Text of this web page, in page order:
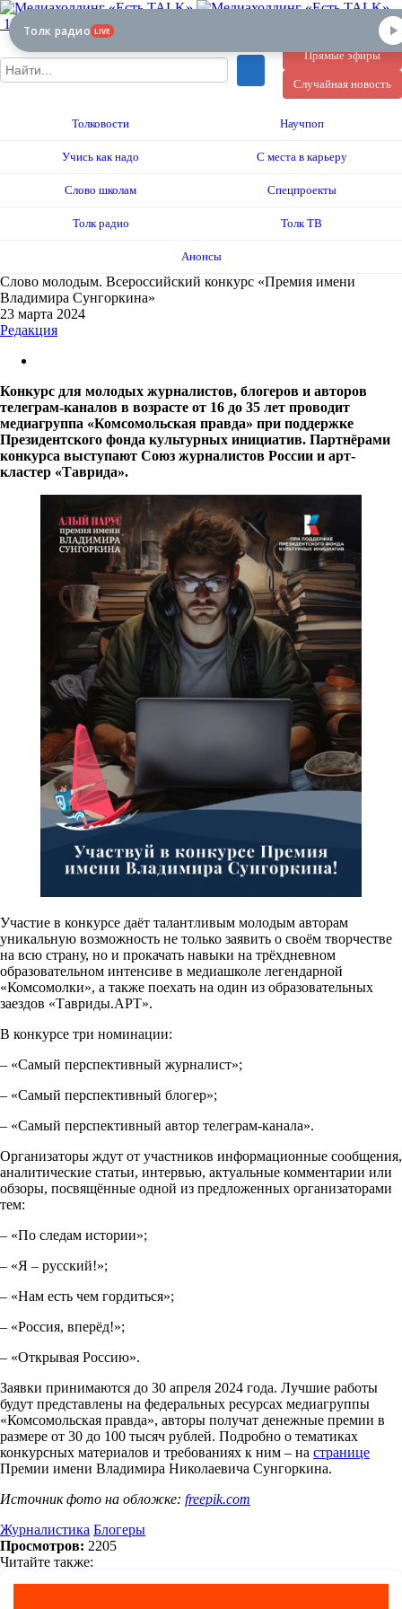
12+
Прямые эфиры
Случайная новость
Толковости Научпоп
Учись как надо С места в карьеру
Слово школам Спецпроекты
Толк радио Толк ТВ
Анонсы
Слово молодым. Всероссийский конкурс «Премия имени
Владимира Сунгоркина»
23 марта 2024
Редакция
Конкурс для молодых журналистов, блогеров и авторов
телеграм-каналов в возрасте от 16 до 35 лет проводит
медиагруппа «Комсомольская правда» при поддержке
Президентского фонда культурных инициатив. Партнёрами
конкурса выступают Союз журналистов России и арт-
кластер «Таврида».
Участие в конкурсе даёт талантливым молодым авторам
уникальную возможность не только заявить о своём творчестве
на всю страну, но и прокачать навыки на трёхдневном
образовательном интенсиве в медиашколе легендарной
«Комсомолки», а также поехать на один из образовательных
заездов «Тавриды.АРТ».
В конкурсе три номинации:
– «Самый перспективный журналист»;
– «Самый перспективный блогер»;
– «Самый перспективный автор телеграм-канала».
Организаторы ждут от участников информационные сообщения,
аналитические статьи, интервью, актуальные комментарии или
обзоры, посвящённые одной из предложенных организаторами
тем:
– «По следам истории»;
– «Я – русский!»;
– «Нам есть чем гордиться»;
– «Россия, вперёд!»;
– «Открывая Россию».
Заявки принимаются до 30 апреля 2024 года. Лучшие работы
будут представлены на федеральных ресурсах медиагруппы
«Комсомольская правда», авторы получат денежные премии в
размере от 30 до 100 тысяч рублей. Подробно о тематиках
конкурсных материалов и требованиях к ним – на странице
Премии имени Владимира Николаевича Сунгоркина.
Источник фото на обложке: freepik.com
Журналистика Блогеры
Просмотров: 2205
Читайте также:
Толк радио LIVE